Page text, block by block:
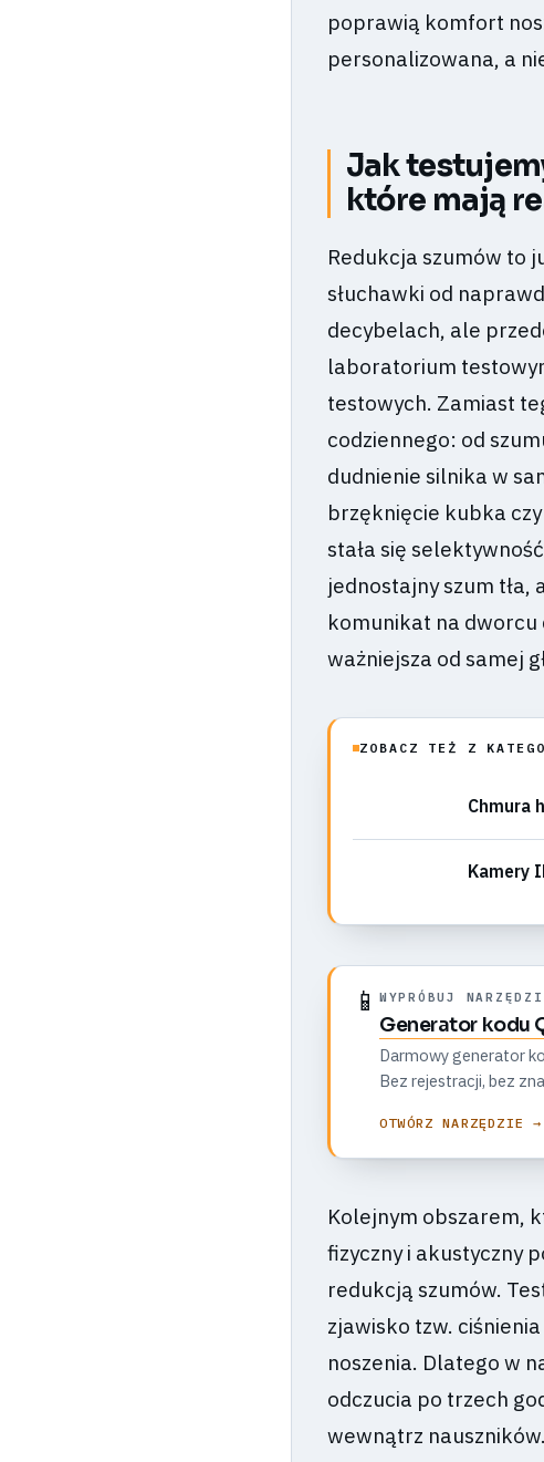
poprawią komfort
personalizowana, a
Jak
które mają
Redukcja szumów to
słuchawki od
decybelach, ale
laboratorium
testowych. Zamiast
codziennego: od
dudnienie silnika w
brzęknięcie kubka
stała się
jednostajny szum
komunikat na dworcu
ważniejsza od samej
ZOBACZ TEŻ Z
Chmura
Kamery
📱 WYPRÓBUJ
Generator kodu
Darmowy generator
Bez rejestracji, bez
OTWÓRZ NARZĘDZIE →
Kolejnym obszarem,
fizyczny i akustyczny
redukcją szumów.
zjawisko tzw.
noszenia. Dlatego w
odczucia po trzech
wewnątrz